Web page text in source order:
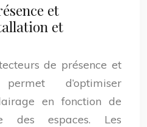
et
et
de présence et
d’optimiser
en fonction de
des espaces. Les